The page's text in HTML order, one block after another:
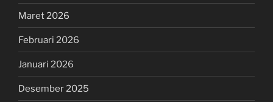
Maret 2026
Februari 2026
Januari 2026
Desember 2025